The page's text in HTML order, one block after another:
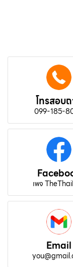
โทรสอบ
099-185-
เพจ
Email